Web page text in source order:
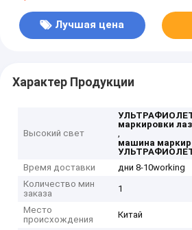
Лучшая цена
Характер Продукции
Высокий свет
маркировки
,
машина
Время доставки
дни 8-10working
Количество мин
заказа
1
Место
происхождения
Китай